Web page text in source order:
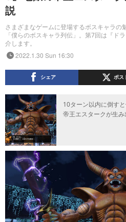
説
さまざまなゲームに登場するボスキャラの
「僕らのボスキャラ列伝」。第7回は『ド
介します。
2022.1.30 Sun 16:30
シェア ポス
10ターン以内に倒す
帝王エスタークが生